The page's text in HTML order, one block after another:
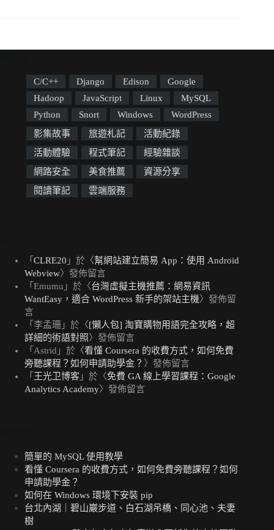
C/C++ Django Edison
Google
Hadoop
JavaScript Linux
MySQL
Python
Snort Windows
WordPress
影集故事
旅遊札記
活動紀錄
活動體驗
程式筆記
經驗雜談
網路安全
美食推薦
資源分享
閱讀筆記
雲端服務
「 CLRE20 」於〈幫網站建立簡易 App：使用 Android
Webview〉發佈留言
「 Emumu 」於〈台灣虛擬主機推薦：網易資訊
WantEasy，適合 WordPress 新手的架站主機〉發佈留
言
「 李孟珊 」於〈[懶人包] 淘寶購物用語完全攻略，超
詳細的術語對照〉發佈留言
「 Astrid 」於〈看懂 Coursera 的收費方式，如何免費
旁聽課程？如何申請助學金？ 〉發佈留言
「 王光卫博客 」於〈免費 GA 線上學習課程：Google
Analytics Academy〉發佈留言
簡單的 MySQL 使用教學
看懂 Coursera 的收費方式，如何免費旁聽課程？如何
申請助學金？
如何在 Windows 環境下安裝 pip
台北內湖｜碧山巖步道、白石湖吊橋、同心池、夫妻
樹